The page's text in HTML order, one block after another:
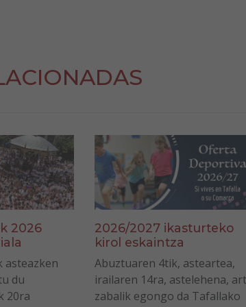
2026
asteazken
du
20ra
2026/2027 ikasturteko
kirol eskaintza
Abuztuaren 4tik, asteartea,
irailaren 14ra, astelehena,
zabalik egongo da Tafallako